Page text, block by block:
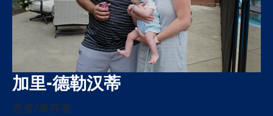
加里-德勒汉蒂
患者/幸存者